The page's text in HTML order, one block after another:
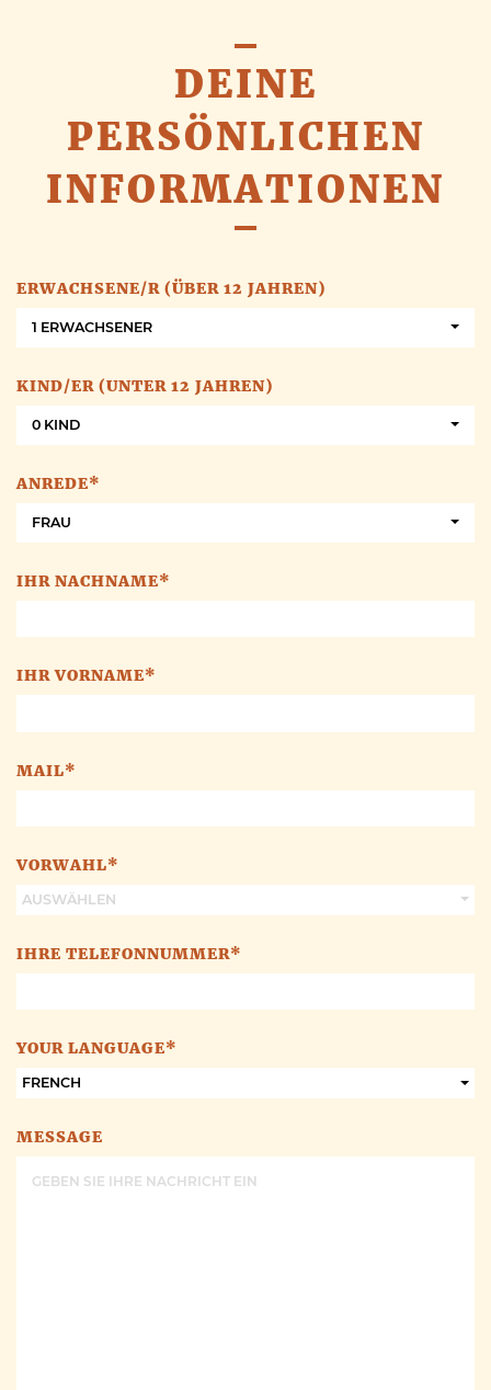
DEINE
PERSÖNLICHEN
INFORMATIONEN
ERWACHSENE/R (ÜBER 12 JAHREN)
1 ERWACHSENER
KIND/ER (UNTER 12 JAHREN)
0 KIND
ANREDE*
FRAU
IHR NACHNAME*
IHR VORNAME*
MAIL*
VORWAHL*
AUSWÄHLEN
IHRE TELEFONNUMMER*
YOUR LANGUAGE*
FRENCH
MESSAGE